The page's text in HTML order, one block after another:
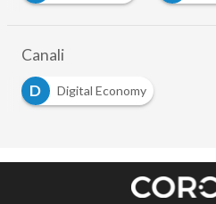
Canali
D
Digital Economy